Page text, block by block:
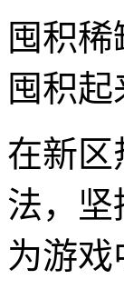
囤积
囤积
在新区
法，坚
为游戏